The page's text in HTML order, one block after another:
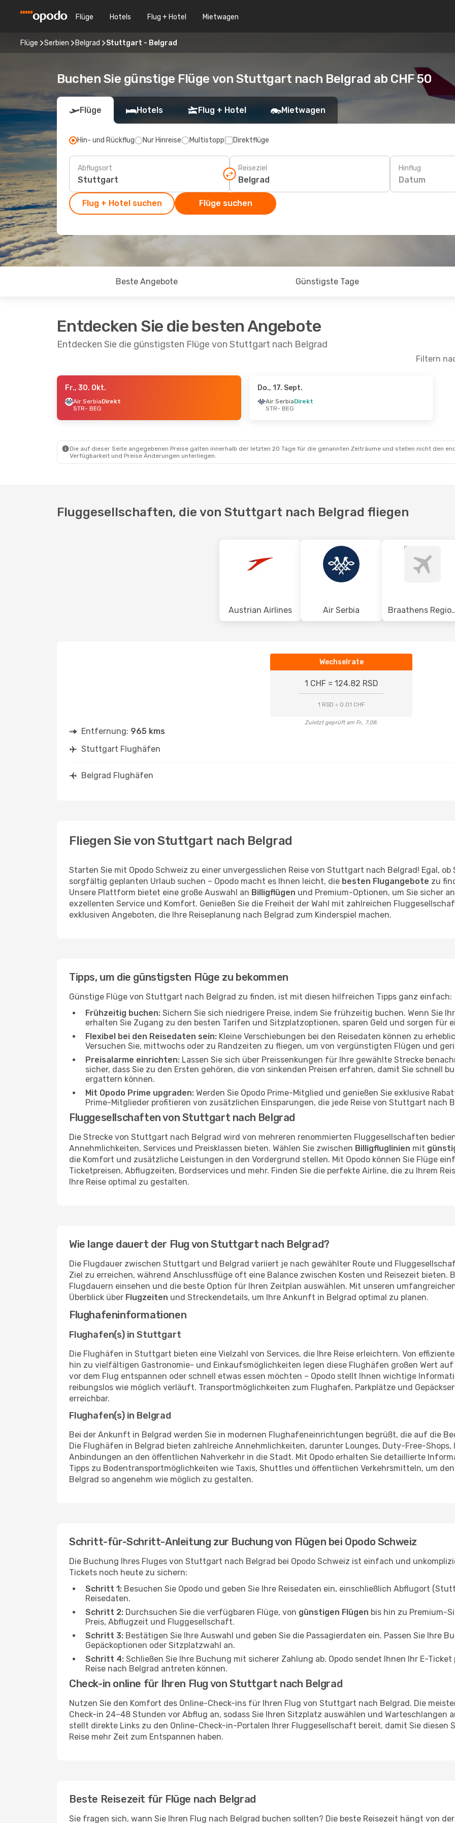
Flüge Hotels Flug + Hotel Mietwagen
Flüge Serbien Belgrad Stuttgart - Belgrad
Buchen Sie günstige Flüge von Stuttgart nach Belgrad ab CHF 50
Flüge Hotels Flug + Hotel Mietwagen
Hin- und Rückflug Nur Hinreise Multistopp Direktflüge
Abflugsort Reiseziel Hinflug
Datum
Flug + Hotel suchen Flüge suchen
Beste Angebote Günstigste Tage
Entdecken Sie die besten Angebote
Entdecken Sie die günstigsten Flüge von Stuttgart nach Belgrad
Filtern
- Mo., 2. Nov.
Fr., 30. Okt.
Air SerbiaDirekt
STR- BEG
Do., 17. Sept.
Air SerbiaDirekt
STR- BEG
Die auf dieser Seite angegebenen Preise galten innerhalb der letzten 20 Tage für die genannten Zeiträume und stellen nicht den
Verfügbarkeit und Preise Änderungen unterliegen.
Fluggesellschaften, die von Stuttgart nach Belgrad fliegen
Austrian Airlines Air Serbia Braathens
Wechselrate
1 CHF = 124.82 RSD
1 RSD = 0.01 CHF
Zuletzt geprüft am Fr., 7.08.
Entfernung: 965 kms
Stuttgart Flughäfen
Belgrad Flughäfen
Fliegen Sie von Stuttgart nach Belgrad
Starten Sie mit Opodo Schweiz zu einer unvergesslichen Reise von Stuttgart nach Belgrad! Egal,
sorgfältig geplanten Urlaub suchen – Opodo macht es Ihnen leicht, die besten Flugangebote zu
Unsere Plattform bietet eine große Auswahl an Billigflügen und Premium-Optionen, um Sie sicher
exzellenten Service und Komfort. Genießen Sie die Freiheit der Wahl mit zahlreichen
exklusiven Angeboten, die Ihre Reiseplanung nach Belgrad zum Kinderspiel machen.
Tipps, um die günstigsten Flüge zu bekommen
Günstige Flüge von Stuttgart nach Belgrad zu finden, ist mit diesen hilfreichen Tipps ganz einfach:
Frühzeitig buchen: Sichern Sie sich niedrigere Preise, indem Sie frühzeitig buchen. Wenn Sie
erhalten Sie Zugang zu den besten Tarifen und Sitzplatzoptionen, sparen Geld und sorgen für
Flexibel bei den Reisedaten sein: Kleine Verschiebungen bei den Reisedaten können zu
Versuchen Sie, mittwochs oder zu Randzeiten zu fliegen, um von vergünstigten Flügen und
Preisalarme einrichten: Lassen Sie sich über Preissenkungen für Ihre gewählte Strecke
sicher, dass Sie zu den Ersten gehören, die von sinkenden Preisen erfahren, damit Sie schnell
ergattern können.
Mit Opodo Prime upgraden: Werden Sie Opodo Prime-Mitglied und genießen Sie exklusive
Prime-Mitglieder profitieren von zusätzlichen Einsparungen, die jede Reise von Stuttgart nach
Fluggesellschaften von Stuttgart nach Belgrad
Die Strecke von Stuttgart nach Belgrad wird von mehreren renommierten Fluggesellschaften
Annehmlichkeiten, Services und Preisklassen bieten. Wählen Sie zwischen Billigfluglinien mit
die Komfort und zusätzliche Leistungen in den Vordergrund stellen. Mit Opodo können Sie Flüge
Ticketpreisen, Abflugzeiten, Bordservices und mehr. Finden Sie die perfekte Airline, die zu Ihrem
Ihre Reise optimal zu gestalten.
Wie lange dauert der Flug von Stuttgart nach Belgrad?
Die Flugdauer zwischen Stuttgart und Belgrad variiert je nach gewählter Route und
Ziel zu erreichen, während Anschlussflüge oft eine Balance zwischen Kosten und Reisezeit bieten.
Flugdauern einsehen und die beste Option für Ihren Zeitplan auswählen. Mit unseren
Überblick über Flugzeiten und Streckendetails, um Ihre Ankunft in Belgrad optimal zu planen.
Flughafeninformationen
Flughafen(s) in Stuttgart
Die Flughäfen in Stuttgart bieten eine Vielzahl von Services, die Ihre Reise erleichtern. Von
hin zu vielfältigen Gastronomie- und Einkaufsmöglichkeiten legen diese Flughäfen großen Wert
vor dem Flug entspannen oder schnell etwas essen möchten – Opodo stellt Ihnen wichtige
reibungslos wie möglich verläuft. Transportmöglichkeiten zum Flughafen, Parkplätze und
erreichbar.
Flughafen(s) in Belgrad
Bei der Ankunft in Belgrad werden Sie in modernen Flughafeneinrichtungen begrüßt, die auf die
Die Flughäfen in Belgrad bieten zahlreiche Annehmlichkeiten, darunter Lounges, Duty-Free-Shops,
Anbindungen an den öffentlichen Nahverkehr in die Stadt. Mit Opodo erhalten Sie detaillierte
Tipps zu Bodentransportmöglichkeiten wie Taxis, Shuttles und öffentlichen Verkehrsmitteln, um
Belgrad so angenehm wie möglich zu gestalten.
Schritt-für-Schritt-Anleitung zur Buchung von Flügen bei Opodo Schweiz
Die Buchung Ihres Fluges von Stuttgart nach Belgrad bei Opodo Schweiz ist einfach und
Tickets noch heute zu sichern:
Schritt 1: Besuchen Sie Opodo und geben Sie Ihre Reisedaten ein, einschließlich Abflugort
Reisedaten.
Schritt 2: Durchsuchen Sie die verfügbaren Flüge, von günstigen Flügen bis hin zu Premium-
Preis, Abflugzeit und Fluggesellschaft.
Schritt 3: Bestätigen Sie Ihre Auswahl und geben Sie die Passagierdaten ein. Passen Sie Ihre
Gepäckoptionen oder Sitzplatzwahl an.
Schritt 4: Schließen Sie Ihre Buchung mit sicherer Zahlung ab. Opodo sendet Ihnen Ihr E-
Reise nach Belgrad antreten können.
Check-in online für Ihren Flug von Stuttgart nach Belgrad
Nutzen Sie den Komfort des Online-Check-ins für Ihren Flug von Stuttgart nach Belgrad. Die
Check-in 24–48 Stunden vor Abflug an, sodass Sie Ihren Sitzplatz auswählen und Warteschlangen
stellt direkte Links zu den Online-Check-in-Portalen Ihrer Fluggesellschaft bereit, damit Sie diesen
Reise mehr Zeit zum Entspannen haben.
Beste Reisezeit für Flüge nach Belgrad
Sie fragen sich, wann Sie Ihren Flug nach Belgrad buchen sollten? Die beste Reisezeit hängt von